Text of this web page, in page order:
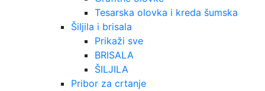
Tesarska olovka i kreda šumska
Šiljila i brisala
Prikaži sve
BRISALA
ŠILJILA
Pribor za crtanje